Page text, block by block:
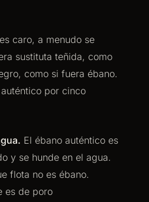
caro, a menudo se
sustituta teñida, como
como si fuera ébano.
por cinco
El ébano auténtico es
y se hunde en el agua.
flota no es ébano.
es de poro